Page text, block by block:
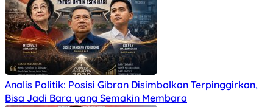
Analis Politik: Posisi Gibran Disimbolkan Terpinggirkan,
Bisa Jadi Bara yang Semakin Membara